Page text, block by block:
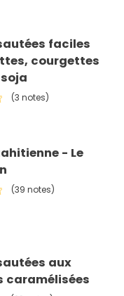
faciles
courgettes
(3 notes)
- Le
(39 notes)
aux
caramélisées